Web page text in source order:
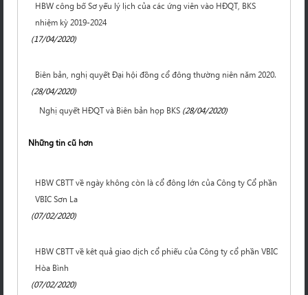
HBW công bố Sơ yếu lý lịch của các ứng viên vào HĐQT, BKS
nhiệm kỳ 2019-2024
(17/04/2020)
Biên bản, nghị quyết Đại hội đồng cổ đông thường niên năm 2020.
(28/04/2020)
Nghị quyết HĐQT và Biên bản họp BKS (28/04/2020)
Những tin cũ hơn
HBW CBTT về ngày không còn là cổ đông lớn của Công ty Cổ phần
VBIC Sơn La
(07/02/2020)
HBW CBTT về kêt quả giao dịch cổ phiếu của Công ty cổ phần VBIC
Hòa Bình
(07/02/2020)